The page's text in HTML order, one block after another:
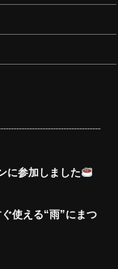
に参加しました
使える“雨”にまつ